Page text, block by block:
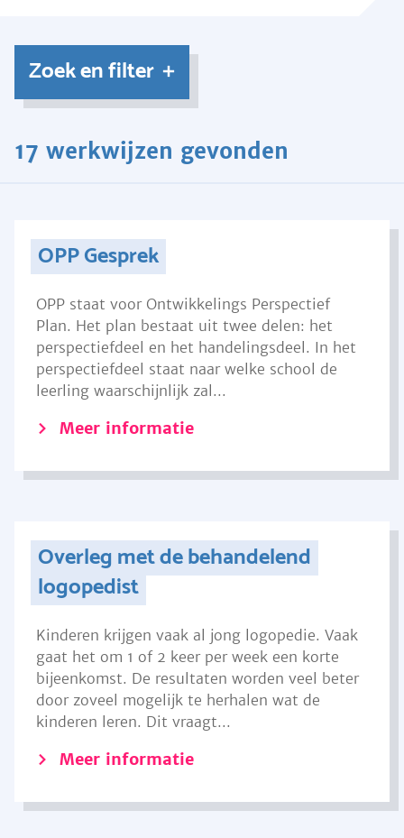
Zoek en filter
17 werkwijzen gevonden
OPP Gesprek
OPP staat voor Ontwikkelings Perspectief
Plan. Het plan bestaat uit twee delen: het
perspectiefdeel en het handelingsdeel. In het
perspectiefdeel staat naar welke school de
leerling waarschijnlijk zal...
Meer informatie
Overleg met de behandelend
logopedist
Kinderen krijgen vaak al jong logopedie. Vaak
gaat het om 1 of 2 keer per week een korte
bijeenkomst. De resultaten worden veel beter
door zoveel mogelijk te herhalen wat de
kinderen leren. Dit vraagt...
Meer informatie